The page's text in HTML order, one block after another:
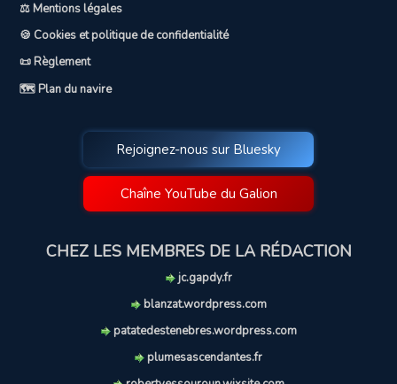
⚖️ Mentions légales
🍪 Cookies et politique de confidentialité
📜 Règlement
🗺️ Plan du navire
Rejoignez-nous sur Bluesky
Chaîne YouTube du Galion
CHEZ LES MEMBRES DE LA RÉDACTION
jc.gapdy.fr
blanzat.wordpress.com
patatedestenebres.wordpress.com
plumesascendantes.fr